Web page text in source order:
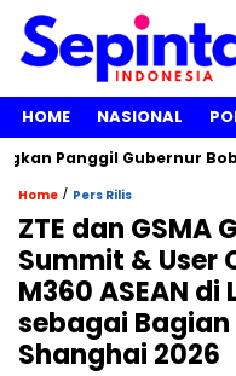
HOME NASIONAL
Panggil Gubernur Bobby
Home / Pers Rilis
ZTE dan GSMA
Summit & User
M360 ASEAN
sebagai
Shanghai 2026